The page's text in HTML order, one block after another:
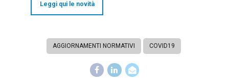
Leggi qui le novità
AGGIORNAMENTI NORMATIVI COVID19